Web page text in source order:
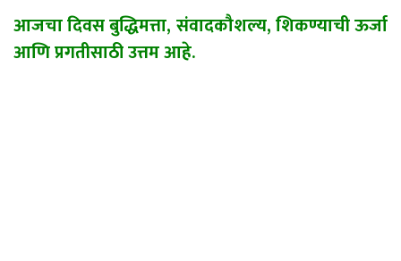
आजचादिवसबुद्धिमत्ता, संवादकौशल्य, शिकण्याची ऊर्जा
आणि प्रगतीसाठी उत्तम आहे.